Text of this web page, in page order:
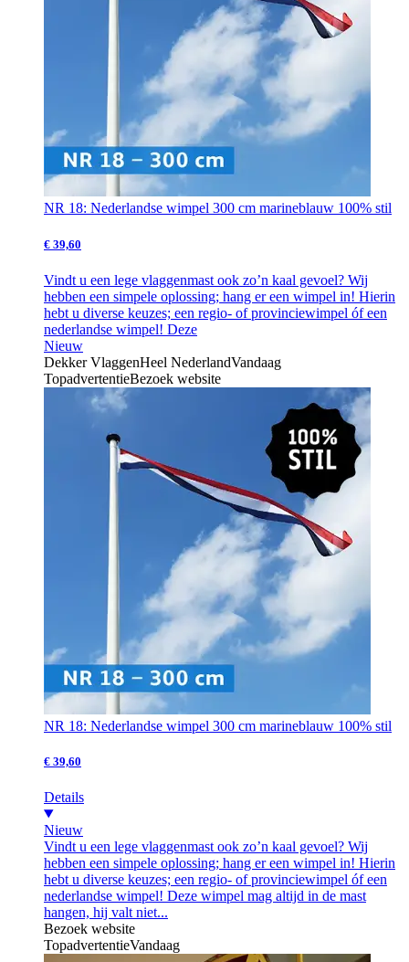
NR 18: Nederlandse wimpel 300 cm marineblauw 100% stil
€ 39,60
Vindt u een lege vlaggenmast ook zo’n kaal gevoel? Wij
hebben een simpele oplossing; hang er een wimpel in! Hierin
hebt u diverse keuzes; een regio- of provinciewimpel óf een
nederlandse wimpel! Deze
Nieuw
Dekker VlaggenHeel NederlandVandaag
TopadvertentieBezoek website
NR 18: Nederlandse wimpel 300 cm marineblauw 100% stil
€ 39,60
Details
Nieuw
Vindt u een lege vlaggenmast ook zo’n kaal gevoel? Wij
hebben een simpele oplossing; hang er een wimpel in! Hierin
hebt u diverse keuzes; een regio- of provinciewimpel óf een
nederlandse wimpel! Deze wimpel mag altijd in de mast
hangen, hij valt niet...
Bezoek website
TopadvertentieVandaag